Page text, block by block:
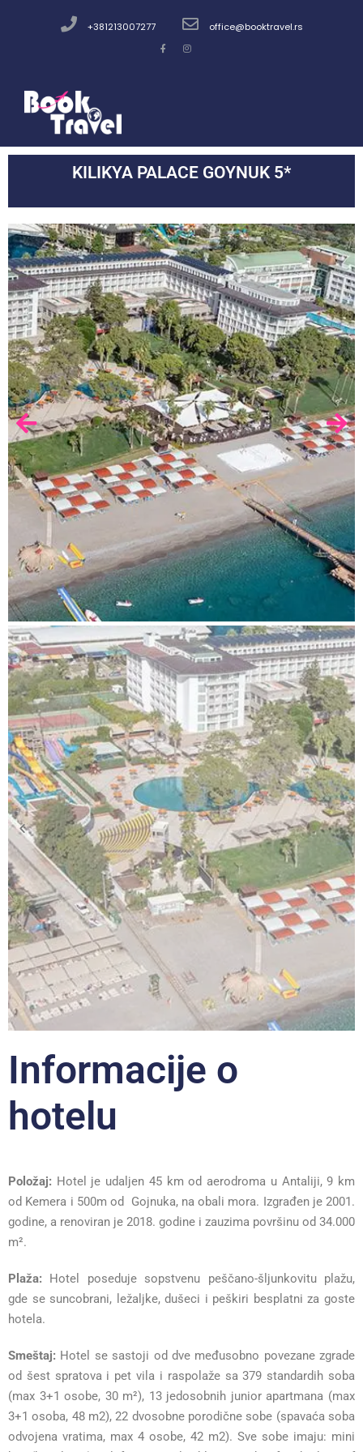
+381213007277 office@booktravel.rs
KILIKYA PALACE GOYNUK 5*
Informacije o
hotelu
Položaj: Hotel je udaljen 45 km od aerodroma u Antaliji, 9 km
od Kemera i 500m od Gojnuka, na obali mora. Izgrađen je 2001.
godine, a renoviran je 2018. godine i zauzima površinu od 34.000
m².
Plaža: Hotel poseduje sopstvenu peščano-šljunkovitu plažu,
gde se suncobrani, ležaljke, dušeci i peškiri besplatni za goste
hotela.
Smeštaj: Hotel se sastoji od dve međusobno povezane zgrade
od šest spratova i pet vila i raspolaže sa 379 standardih soba
(max 3+1 osobe, 30 m²), 13 jedosobnih junior apartmana (max
3+1 osoba, 48 m2), 22 dvosobne porodične sobe (spavaća soba
odvojena vratima, max 4 osobe, 42 m2). Sve sobe imaju: mini